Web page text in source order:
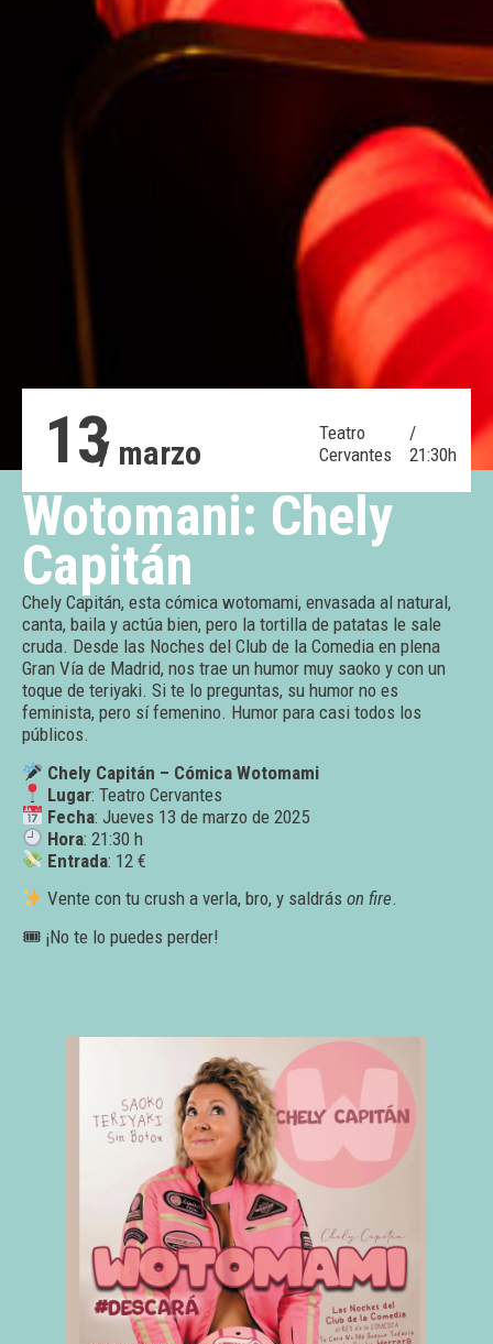
13/ marzo
Teatro
Cervantes
/
21:30h
Wotomani: Chely
Capitán
Chely Capitán, esta cómica wotomami, envasada al natural,
canta, baila y actúa bien, pero la tortilla de patatas le sale
cruda. Desde las Noches del Club de la Comedia en plena
Gran Vía de Madrid, nos trae un humor muy saoko y con un
toque de teriyaki. Si te lo preguntas, su humor no es
feminista, pero sí femenino. Humor para casi todos los
públicos.
Chely Capitán – Cómica Wotomami
Lugar: Teatro Cervantes
Fecha: Jueves 13 de marzo de 2025
Hora: 21:30 h
Entrada: 12 €
Vente con tu crush a verla, bro, y saldráson fire.
🎟 ¡No te lo puedes perder!